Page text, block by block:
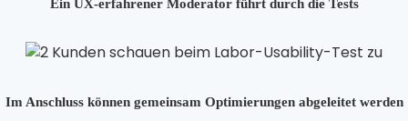
Ein UX-erfahrener Moderator führt durch die Tests
Im Anschluss können gemeinsam Optimierungen abgeleitet werden